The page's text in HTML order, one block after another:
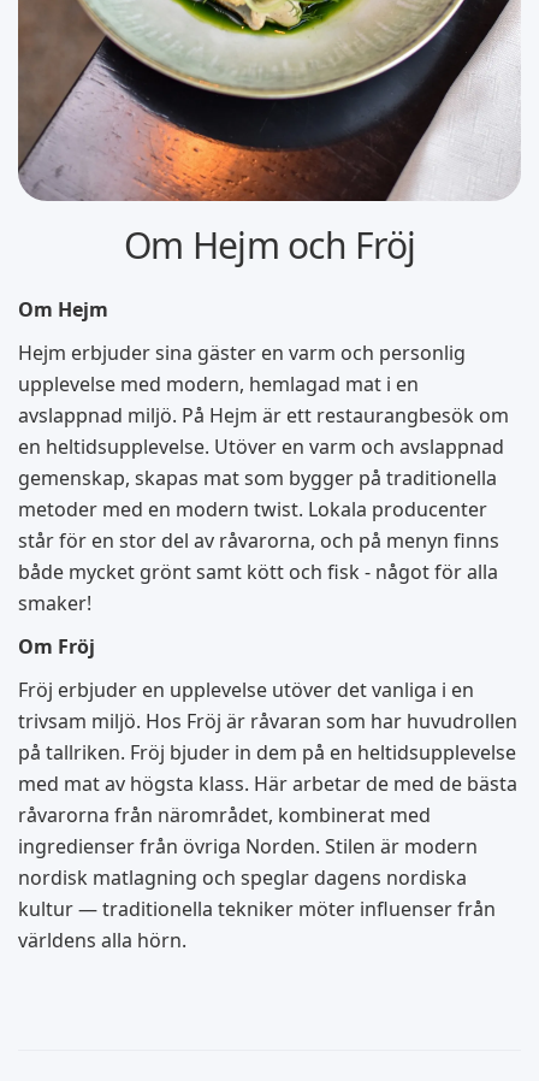
Om Hejm och Fröj
Om Hejm
Hejm erbjuder sina gäster en varm och personlig
upplevelse med modern, hemlagad mat i en
avslappnad miljö. På Hejm är ett restaurangbesök om
en heltidsupplevelse. Utöver en varm och avslappnad
gemenskap, skapas mat som bygger på traditionella
metoder med en modern twist. Lokala producenter
står för en stor del av råvarorna, och på menyn finns
både mycket grönt samt kött och fisk - något för alla
smaker!
Om Fröj
Fröj erbjuder en upplevelse utöver det vanliga i en
trivsam miljö. Hos Fröj är råvaran som har huvudrollen
på tallriken. Fröj bjuder in dem på en heltidsupplevelse
med mat av högsta klass. Här arbetar de med de bästa
råvarorna från närområdet, kombinerat med
ingredienser från övriga Norden. Stilen är modern
nordisk matlagning och speglar dagens nordiska
kultur — traditionella tekniker möter influenser från
världens alla hörn.